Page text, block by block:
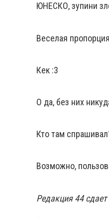
ЮНЕСКО, зупини
Веселая
Кек :3
О да, без них
Кто там
Возможно,
Редакция 44